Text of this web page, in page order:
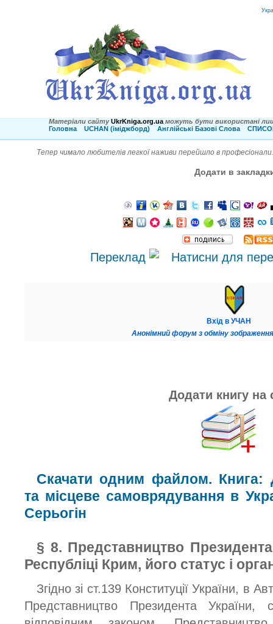
Матеріали сайту UkrKniga.org.ua можуть бути використані
Головна
UCHAN (іміджборд) Англійські Базові Слова
Тепер чимало любителів легкої наживи перейшло в
Додати в
Переклад
Вхід в УЧАН
Анонімний форум з обміну
Додати книгу на
Скачати одним файлом. Книга:
та місцеве самоврядування в
Серьогін
§ 8. Представництво
Республіці Крим, його статус і
Згідно зі ст.139 Конституції України, в
Представництво Президента України,